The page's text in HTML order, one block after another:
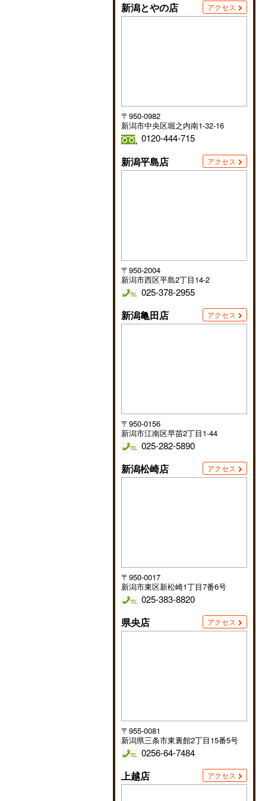
新潟とやの店 アクセス
〒950-0982
新潟市中央区堀之内南1-32-16
0120-444-715
新潟平島店 アクセス
〒950-2004
新潟市西区平島2丁目14-2
025-378-2955
新潟亀田店 アクセス
〒950-0156
新潟市江南区早苗2丁目1-44
025-282-5890
新潟松崎店 アクセス
〒950-0017
新潟市東区新松崎1丁目7番6号
025-383-8820
県央店 アクセス
〒955-0081
新潟県三条市東裏館2丁目15番5号
0256-64-7484
上越店 アクセス